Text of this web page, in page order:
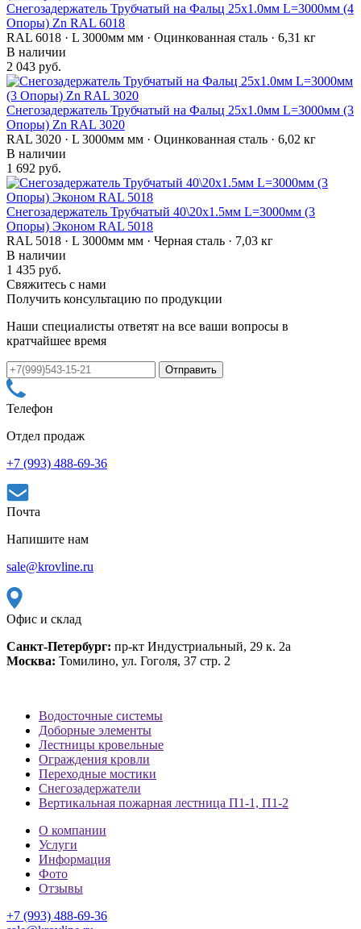
Снегозадержатель Трубчатый на Фальц 25х1.0мм L=3000мм (4
Опоры) Zn RAL 6018
RAL 6018 · L 3000мм мм · Оцинкованная сталь · 6,31 кг
В наличии
2 043 руб.
Снегозадержатель Трубчатый на Фальц 25х1.0мм L=3000мм (3
Опоры) Zn RAL 3020
RAL 3020 · L 3000мм мм · Оцинкованная сталь · 6,02 кг
В наличии
1 692 руб.
Снегозадержатель Трубчатый 40\20х1.5мм L=3000мм (3
Опоры) Эконом RAL 5018
RAL 5018 · L 3000мм мм · Черная сталь · 7,03 кг
В наличии
1 435 руб.
Свяжитесь с нами
Получить консультацию по продукции
Наши специалисты ответят на все ваши вопросы в
кратчайшее время
Телефон
Отдел продаж
+7 (993) 488-69-36
Почта
Напишите нам
sale@krovline.ru
Офис и склад
Санкт-Петербург: пр-кт Индустриальный, 29 к. 2а
Москва: Томилино, ул. Гоголя, 37 стр. 2
Водосточные системы
Доборные элементы
Лестницы кровельные
Ограждения кровли
Переходные мостики
Снегозадержатели
Вертикальная пожарная лестница П1-1, П1-2
О компании
Услуги
Информация
Фото
Отзывы
+7 (993) 488-69-36